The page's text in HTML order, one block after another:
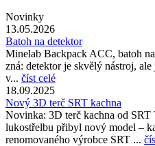
Novinky
13.05.2026
Batoh na detektor
Minelab Backpack ACC, batoh
zná: detektor je skvělý nástroj,
v... číst celé
18.09.2025
Nový 3D terč SRT kachna
Novinka: 3D terč kachna od
lukostřelbu přibyl nový model –
renomovaného výrobce SRT ...